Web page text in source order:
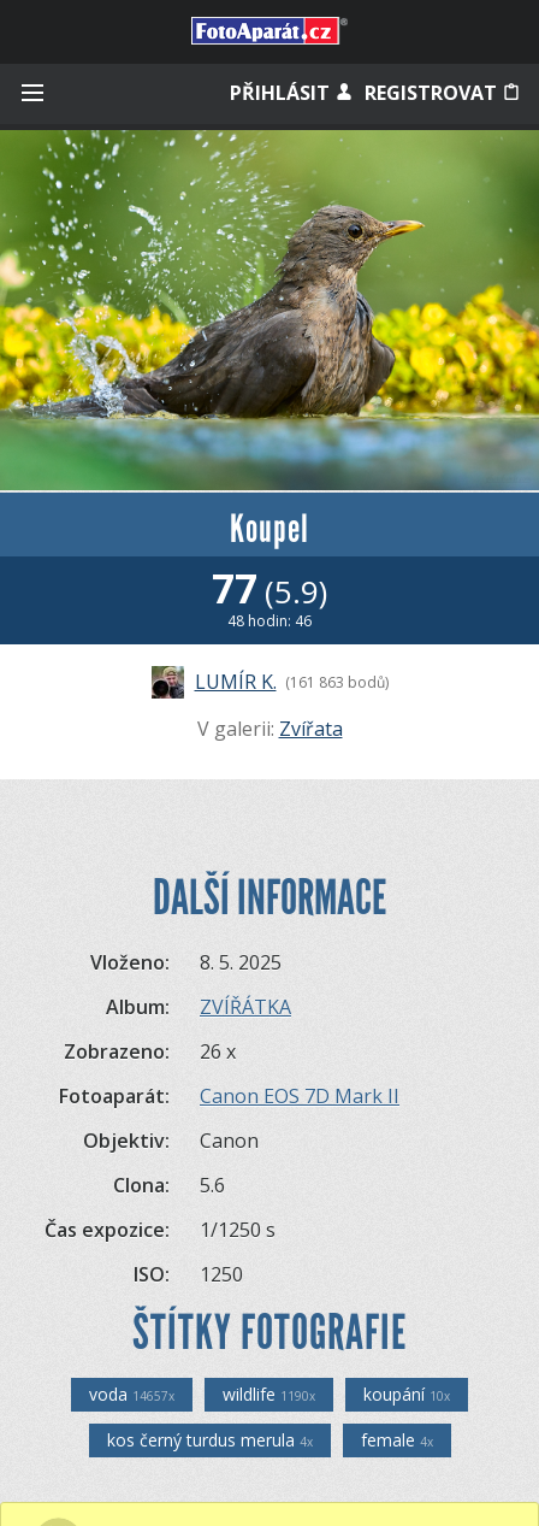
PŘIHLÁSIT REGISTROVAT
Zapamatovat
Zapomněli jste heslo?
Měli jste účet na starém webu?
Koupel
77 (5.9)
48 hodin: 46
LUMÍR K. (161 863 bodů)
V galerii: Zvířata
DALŠÍ INFORMACE
Vloženo:
8. 5. 2025
Album:
ZVÍŘÁTKA
Zobrazeno:
26 x
Fotoaparát:
Canon EOS 7D Mark II
Objektiv:
Canon
Clona:
5.6
Čas expozice:
1/1250 s
ISO:
1250
ŠTÍTKY FOTOGRAFIE
voda 14657x wildlife 1190x koupání 10x
kos černý turdus merula 4x female 4x